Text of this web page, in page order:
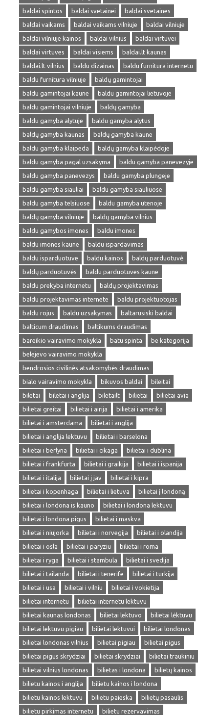
baldai spintos
baldai svetainei
baldai svetaines
baldai vaikams
baldai vaikams vilniuje
baldai vilniuje
baldai vilniuje kainos
baldai vilnius
baldai virtuvei
baldai virtuves
baldai visiems
baldai.lt kaunas
baldai.lt vilnius
baldu dizainas
baldu furnitura internetu
baldu furnitura vilniuje
baldų gamintojai
baldu gamintojai kaune
baldu gamintojai lietuvoje
baldu gamintojai vilniuje
baldų gamyba
baldu gamyba alytuje
baldu gamyba alytus
baldų gamyba kaunas
baldų gamyba kaune
baldu gamyba klaipeda
baldų gamyba klaipėdoje
baldu gamyba pagal uzsakyma
baldu gamyba panevezyje
baldu gamyba panevezys
baldu gamyba plungeje
baldu gamyba siauliai
baldu gamyba siauliuose
baldu gamyba telsiuose
baldu gamyba utenoje
baldų gamyba vilniuje
baldų gamyba vilnius
baldu gamybos imones
baldu imones
baldu imones kaune
baldu ispardavimas
baldu isparduotuve
baldu kainos
baldų parduotuvė
baldų parduotuvės
baldu parduotuves kaune
baldu prekyba internetu
baldų projektavimas
baldu projektavimas internete
baldu projektuotojas
baldu rojus
baldu uzsakymas
baltarusiski baldai
balticum draudimas
baltikums draudimas
bareikio vairavimo mokykla
batu spinta
be kategorija
belejevo vairavimo mokykla
bendrosios civilinės atsakomybės draudimas
bialo vairavimo mokykla
bikuvos baldai
bileitai
biletai
biletai i anglija biletailt bilietai
bilietai avia
bilietai greitai
bilietai i airija
bilietai i amerika
bilietai i amsterdama
bilietai i anglija
bilietai i anglija lektuvu
bilietai i barselona
bilietai i berlyna
bilietai i cikaga
bilietai i dublina
bilietai i frankfurta
bilietai i graikija
bilietai i ispanija
bilietai i italija
bilietai į jav
bilietai i kipra
bilietai i kopenhaga
bilietai i lietuva
bilietai į londoną
bilietai i londona is kauno
bilietai i londona lektuvu
bilietai i londona pigus
bilietai i maskva
bilietai i niujorka
bilietai i norvegija
bilietai i olandija
bilietai i osla
bilietai i paryziu
bilietai i roma
bilietai i ryga
bilietai i stambula
bilietai i svedija
bilietai i tailanda
bilietai i tenerife
bilietai i turkija
bilietai i usa
bilietai i vilniu
bilietai i vokietija
bilietai internetu
bilietai internetu lektuvu
bilietai kaunas londonas
bilietai lektuvo
bilietai lėktuvu
bilietai lektuvu pigiau
bilietai lektuvui
bilietai londonas
bilietai londonas vilnius
bilietai pigiau
bilietai pigus
bilietai pigus skrydziai
bilietai skrydziai
bilietai traukiniu
bilietai vilnius londonas
bilietas i londona
bilietų kainos
bilietu kainos i anglija
bilietu kainos i londona
bilietu kainos lektuvu
bilietu paieska
bilietų pasaulis
bilietu pirkimas internetu
bilietu rezervavimas